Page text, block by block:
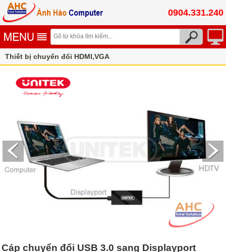
0904.331.240
Thiết bị chuyển đổi HDMI,VGA
Cáp chuyển đổi USB 3.0 sang Displayport